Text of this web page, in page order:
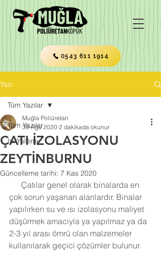
0543 611 1914
Yazı
Tüm Yazılar
Isı Yalıtımı
Tüm Yazılar
ÇATI İZOLASYONU
ZEYTİNBURNU
Muğla Poliüretan
30 Ağu 2020 2 dakikada okunur
Güncelleme tarihi: 7 Kas 2020
çok sorun yaşanan alanlardır. Binalar
yapılırken su ve ısı izolasyonu maliyet
düşürmek amacıyla ya yapılmaz ya da
2-3 yıl arası ömrü olan malzemeler
kullanılarak geçici çözümler bulunur.